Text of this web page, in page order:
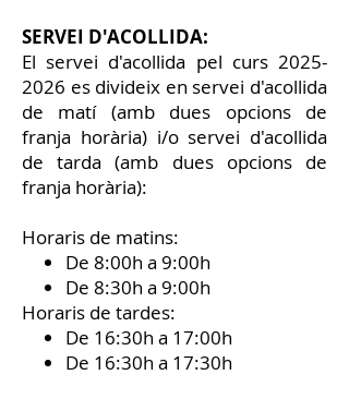
SERVEI D'ACOLLIDA:
El servei d'acollida pel curs 2025-
2026 es divideix en servei d'acollida
de matí (amb dues opcions de
franja horària) i/o servei d'acollida
de tarda (amb dues opcions de
franja horària):
Horaris de matins:
De 8:00h a 9:00h
De 8:30h a 9:00h
Horaris de tardes:
De 16:30h a 17:00h
De 16:30h a 17:30h